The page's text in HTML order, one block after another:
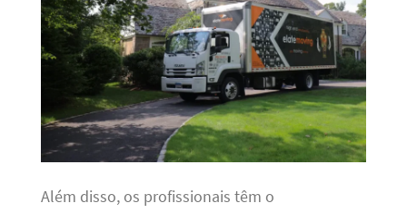
Além disso, os profissionais têm o